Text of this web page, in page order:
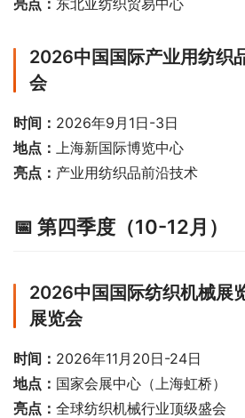
亮点： 东北亚纺织贸易中心
2026中国国际产业用纺织
会
时间： 2026年9月1日-3日
地点： 上海新国际博览中心
亮点： 产业用纺织品前沿技术
📅 第四季度（10-12月）
2026中国国际纺织机械展
展览会
时间： 2026年11月20日-24日
地点： 国家会展中心（上海虹桥）
亮点： 全球纺织机械行业顶级盛会